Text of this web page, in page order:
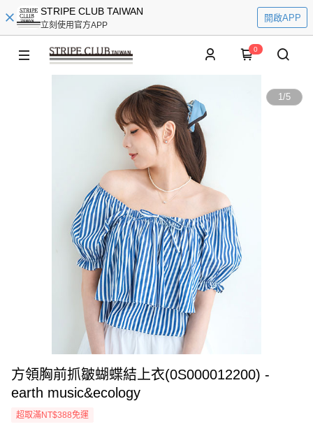
STRIPE CLUB TAIWAN
立刻使用官方APP
開啟APP
0
1/5
方領胸前抓皺蝴蝶結上衣(0S000012200) -
earth music&ecology
超取滿NT$388免運